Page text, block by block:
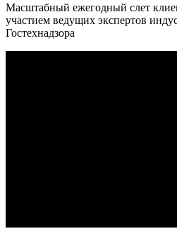
Масштабный ежегодный слет
участием ведущих экспертов
Гостехнадзора